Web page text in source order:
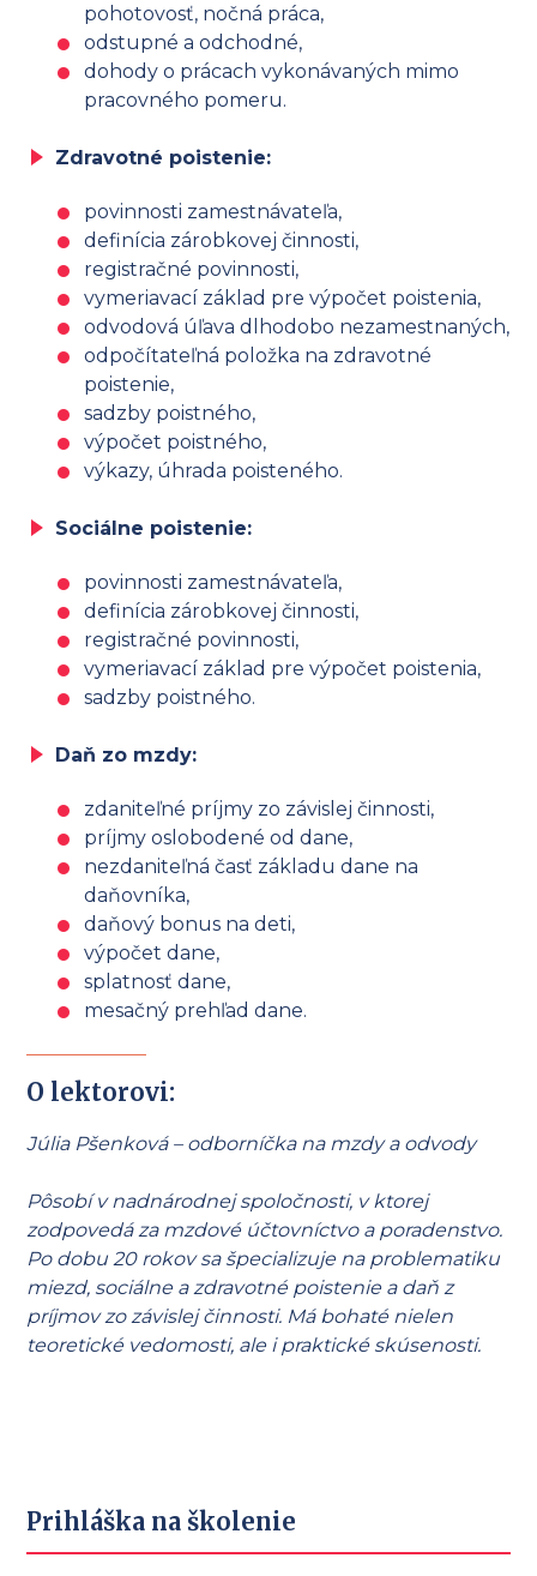
pohotovosť, nočná práca,
odstupné a odchodné,
dohody o prácach vykonávaných mimo
pracovného pomeru.
Zdravotné poistenie:
povinnosti zamestnávateľa,
definícia zárobkovej činnosti,
registračné povinnosti,
vymeriavací základ pre výpočet poistenia,
odvodová úľava dlhodobo nezamestnaných,
odpočítateľná položka na zdravotné
poistenie,
sadzby poistného,
výpočet poistného,
výkazy, úhrada poisteného.
Sociálne poistenie:
povinnosti zamestnávateľa,
definícia zárobkovej činnosti,
registračné povinnosti,
vymeriavací základ pre výpočet poistenia,
sadzby poistného.
Daň zo mzdy:
zdaniteľné príjmy zo závislej činnosti,
príjmy oslobodené od dane,
nezdaniteľná časť základu dane na
daňovníka,
daňový bonus na deti,
výpočet dane,
splatnosť dane,
mesačný prehľad dane.
O lektorovi:
Júlia Pšenková – odborníčka na mzdy a odvody
Pôsobí v nadnárodnej spoločnosti, v ktorej
zodpovedá za mzdové účtovníctvo a poradenstvo.
Po dobu 20 rokov sa špecializuje na problematiku
miezd, sociálne a zdravotné poistenie a daň z
príjmov zo závislej činnosti. Má bohaté nielen
teoretické vedomosti, ale i praktické skúsenosti.
Prihláška na školenie